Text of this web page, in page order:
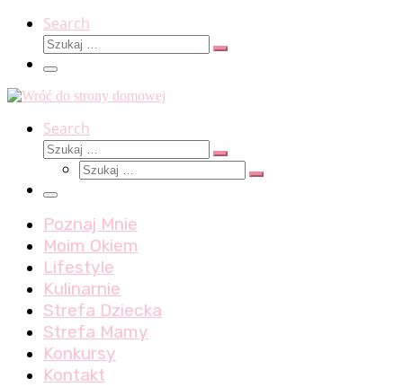
Search
Szukaj
Szukaj
Menu
Search
Szukaj
Szukaj
Szukaj
Szukaj
Menu
Poznaj Mnie
Moim Okiem
Lifestyle
Kulinarnie
Strefa Dziecka
Strefa Mamy
Konkursy
Kontakt